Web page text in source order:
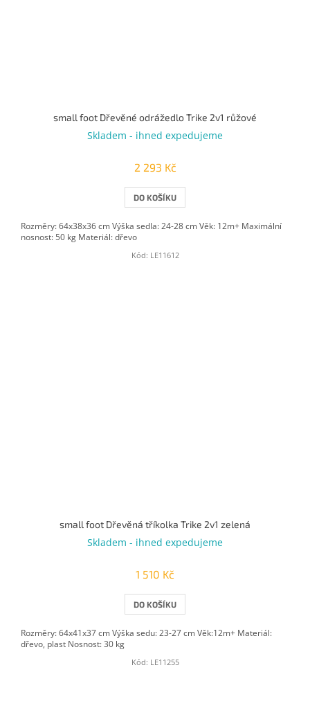
small foot Dřevěné odrážedlo Trike 2v1 růžové
Skladem - ihned expedujeme
2 293 Kč
DO KOŠÍKU
Rozměry: 64x38x36 cm Výška sedla: 24-28 cm Věk: 12m+ Maximální
nosnost: 50 kg Materiál: dřevo
Kód: LE11612
small foot Dřevěná tříkolka Trike 2v1 zelená
Skladem - ihned expedujeme
1 510 Kč
DO KOŠÍKU
Rozměry: 64x41x37 cm Výška sedu: 23-27 cm Věk:12m+ Materiál:
dřevo, plast Nosnost: 30 kg
Kód: LE11255